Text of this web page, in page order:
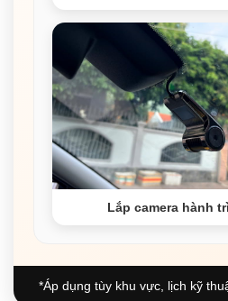
Lắp camera hành
*Áp dụng tùy khu vực, lịch kỹ